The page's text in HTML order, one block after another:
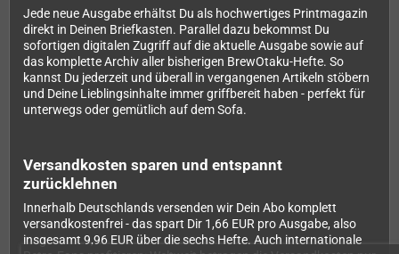
Jede neue Ausgabe erhältst Du als hochwertiges Printmagazin
direkt in Deinen Briefkasten. Parallel dazu bekommst Du
sofortigen digitalen Zugriff auf die aktuelle Ausgabe sowie auf
das komplette Archiv aller bisherigen BrewOtaku-Hefte. So
kannst Du jederzeit und überall in vergangenen Artikeln stöbern
und Deine Lieblingsinhalte immer griffbereit haben - perfekt für
unterwegs oder gemütlich auf dem Sofa.
Versandkosten sparen und entspannt
zurücklehnen
Innerhalb Deutschlands versenden wir Dein Abo komplett
versandkostenfrei - das spart Dir 1,66 EUR pro Ausgabe, also
insgesamt 9,96 EUR über die sechs Hefte. Auch internationale